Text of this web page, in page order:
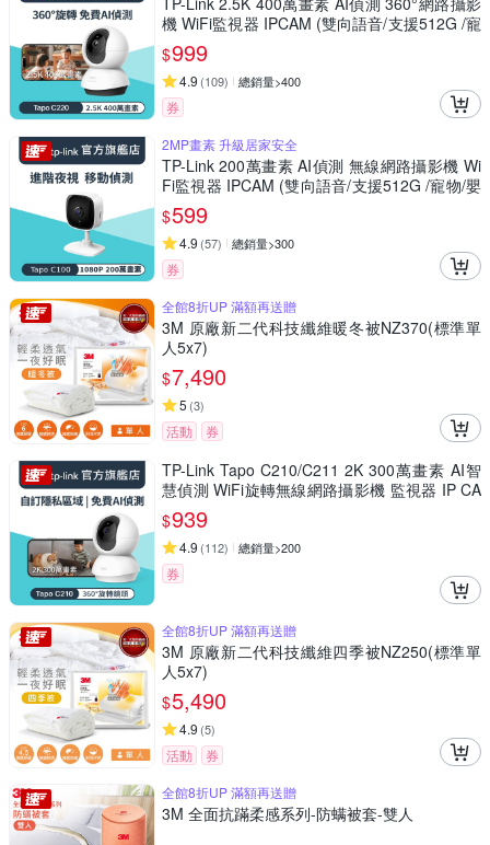
機 WiFi監視器 IPCAM (雙向語音/支援512G /寵
物/嬰兒/長輩/Tapo C220)
$999
4.9 (109) 總銷量>400
券
2MP畫素 升級居家安全
TP-Link 200萬畫素 AI偵測 無線網路攝影機 Wi
Fi監視器 IPCAM (雙向語音/支援512G /寵物/嬰
兒/長輩/Tapo C100)
$599
4.9 (57) 總銷量>300
券
全館8折UP 滿額再送贈
3M 原廠新二代科技纖維暖冬被NZ370(標準單
人5x7)
$7,490
5 (3)
活動 券
TP-Link Tapo C210/C211 2K 300萬畫素 AI智
慧偵測 WiFi旋轉無線網路攝影機 監視器 IP CA
M(360°旋轉/哭聲偵測/支援512G)
$939
4.9 (112) 總銷量>200
券
全館8折UP 滿額再送贈
3M 原廠新二代科技纖維四季被NZ250(標準單
人5x7)
$5,490
4.9 (5)
活動
券
全館8折UP 滿額再送贈
3M 全面抗蹣柔感系列-防螨被套-雙人